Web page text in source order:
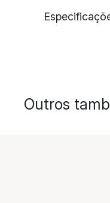
Outros